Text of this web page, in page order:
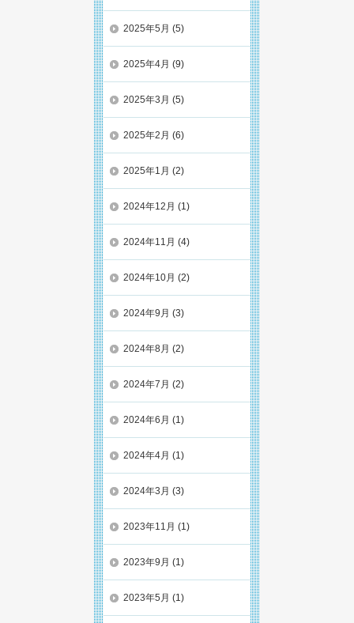
2025年5月 (5)
2025年4月 (9)
2025年3月 (5)
2025年2月 (6)
2025年1月 (2)
2024年12月 (1)
2024年11月 (4)
2024年10月 (2)
2024年9月 (3)
2024年8月 (2)
2024年7月 (2)
2024年6月 (1)
2024年4月 (1)
2024年3月 (3)
2023年11月 (1)
2023年9月 (1)
2023年5月 (1)